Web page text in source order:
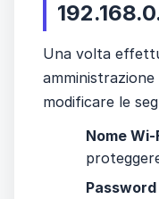
Una volta
modificare le
Nome